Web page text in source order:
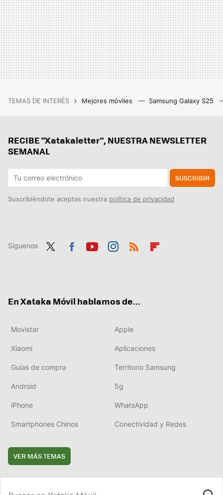
TEMAS DE INTERÉS Mejores móviles Samsung Galaxy S25
RECIBE "Xatakaletter", NUESTRA NEWSLETTER
SEMANAL
SUSCRIBIR
Suscribiéndote aceptas nuestra política de privacidad
Síguenos
En Xataka Móvil hablamos de...
Movistar Apple
Xiaomi Aplicaciones
Guías de compra Territorio Samsung
Android 5g
iPhone WhatsApp
Smartphones Chinos Conectividad y Redes
VER MÁS TEMAS